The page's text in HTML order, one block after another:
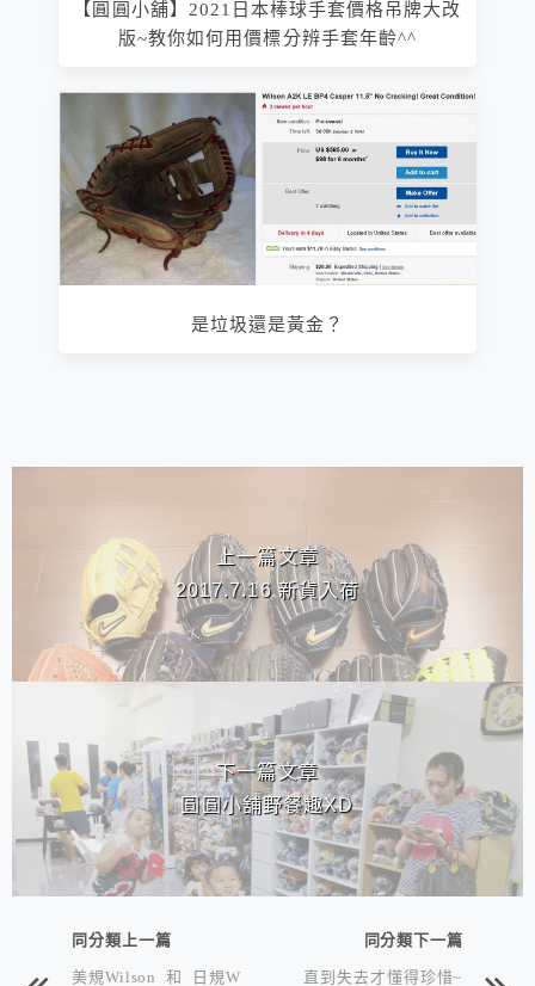
【圓圓小舖】2021日本棒球手套價格吊牌大改
版~教你如何用價標分辨手套年齡^^
是垃圾還是黃金？
上一篇文章
2017.7.16 新貨入荷
下一篇文章
圓圓小舖野餐趣XD
同分類上一篇
美規Wilson 和 日規W
同分類下一篇
直到失去才懂得珍惜~